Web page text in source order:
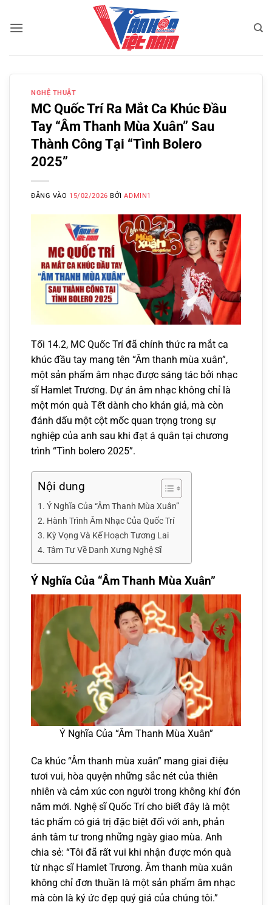
qua
dung
NGHỆ THUẬT
MC Quốc Trí Ra Mắt Ca Khúc Đầu
Tay “Âm Thanh Mùa Xuân” Sau
Thành Công Tại “Tình Bolero
2025”
ĐĂNG VÀO 15/02/2026 BỞIADMIN1
Tối 14.2, MC Quốc Trí đã chính thức ra mắt ca
khúc đầu tay mang tên “Âm thanh mùa xuân”,
một sản phẩm âm nhạc được sáng tác bởi nhạc
sĩ Hamlet Trương. Dự án âm nhạc không chỉ là
một món quà Tết dành cho khán giả, mà còn
đánh dấu một cột mốc quan trọng trong sự
nghiệp của anh sau khi đạt á quân tại chương
trình “Tình bolero 2025”.
Nội dung
Ý Nghĩa Của “Âm Thanh Mùa Xuân”
Hành Trình Âm Nhạc Của Quốc Trí
Kỳ Vọng Và Kế Hoạch Tương Lai
Tâm Tư Về Danh Xưng Nghệ Sĩ
Ý Nghĩa Của “Âm Thanh Mùa Xuân”
Ý Nghĩa Của “Âm Thanh Mùa Xuân”
Ca khúc “Âm thanh mùa xuân” mang giai điệu
tươi vui, hòa quyện những sắc nét của thiên
nhiên và cảm xúc con người trong không khí đón
năm mới. Nghệ sĩ Quốc Trí cho biết đây là một
tác phẩm có giá trị đặc biệt đối với anh, phản
ánh tâm tư trong những ngày giao mùa. Anh
chia sẻ: “Tôi đã rất vui khi nhận được món quà
từ nhạc sĩ Hamlet Trương. Âm thanh mùa xuân
không chỉ đơn thuần là một sản phẩm âm nhạc
mà còn là ký ức đẹp quý giá của chúng tôi.”